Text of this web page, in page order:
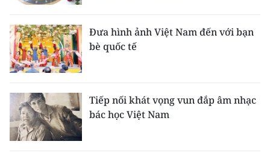
Đưa hình ảnh Việt Nam đến với bạn
bè quốc tế
Tiếp nối khát vọng vun đắp âm nhạc
bác học Việt Nam